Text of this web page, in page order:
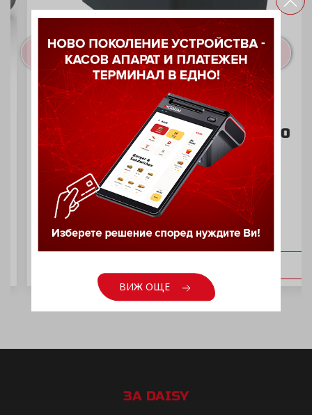
Фискален принтер Daisy FX 1300
ЗА DAISY
ВИЖ ОЩЕ